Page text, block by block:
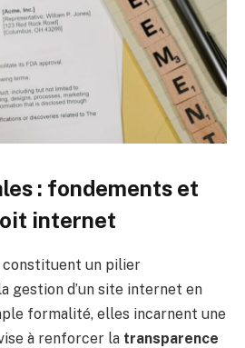
: fondements et
internet
constituent un pilier
gestion d’un site internet en
formalité, elles incarnent une
à renforcer la transparence